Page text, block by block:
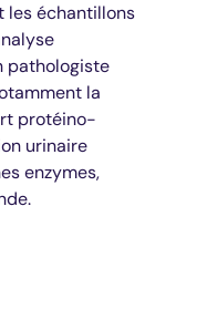
les échantillons
pathologiste
la
protéino-
urinaire
enzymes,